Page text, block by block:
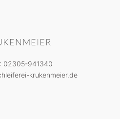
02305-941340
krukenmeier.de